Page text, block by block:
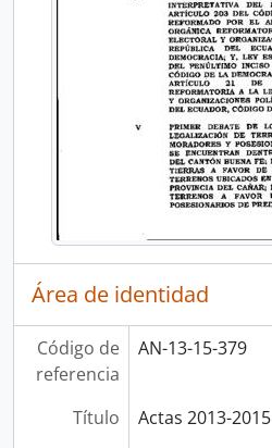
Área de identidad
Código de
referencia
AN-13-15-379
Título
Actas 2013-2015